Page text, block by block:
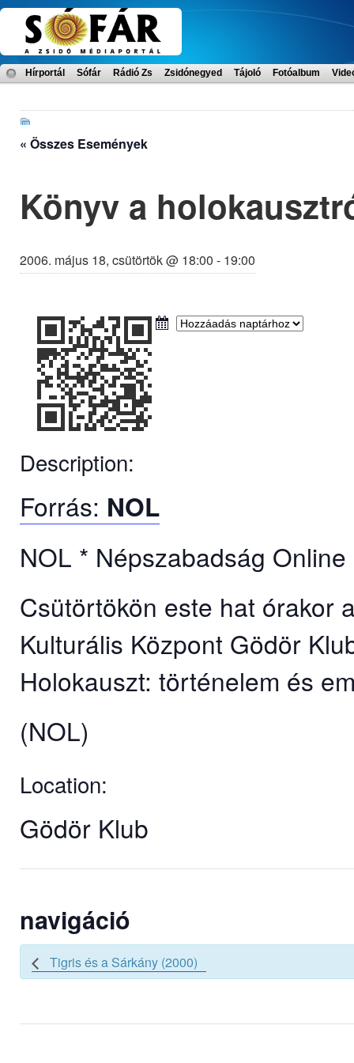
Hírportál Sófár Rádió Zs Zsidónegyed Tájoló Fotóalbum
« Összes Események
Könyv a
2006. május 18, csütörtök @ 18:00 - 19:00
Description:
Forrás: NOL
NOL * Népszabadság
Csütörtökön este hat órakor
Kulturális Központ Gödör
Holokauszt: történelem és
(NOL)
Location:
Gödör Klub
navigáció
Tigris és a Sárkány (2000)